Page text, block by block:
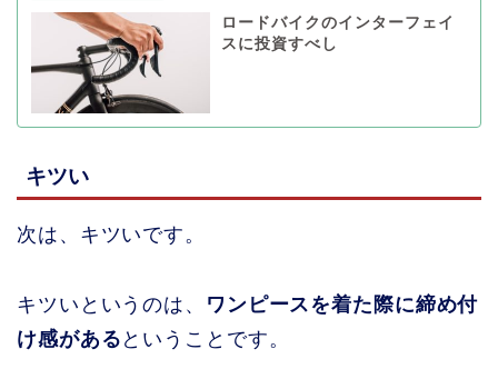
ロードバイクのインターフェイ
スに投資すべし
キツい
次は、キツいです。
キツいというのは、
ワンピースを着た際に締め付
け感がある ということです。